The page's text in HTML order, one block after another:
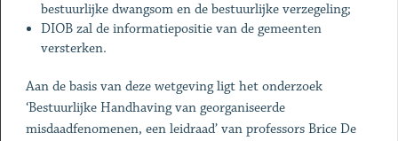
bestuurlijke dwangsom en de bestuurlijke verzegeling;
DIOB zal de informatiepositie van de gemeenten
versterken.
Aan de basis van deze wetgeving ligt het onderzoek
‘Bestuurlijke Handhaving van georganiseerde
misdaadfenomenen, een leidraad’ van professors Brice De